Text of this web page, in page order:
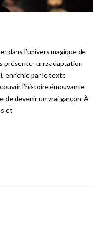
dans l’univers magique de
présenter une adaptation
enrichie par le texte
l’histoire émouvante
de devenir un vrai garçon. À
et